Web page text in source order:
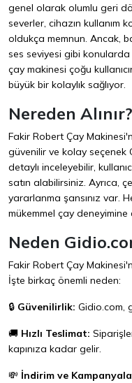
genel olarak olumlu geri
severler, cihazın kullanım
oldukça memnun. Ancak,
ses seviyesi gibi
çay makinesi çoğu
büyük bir kolaylık sağlıyor.
Nereden Alınır?
Fakir Robert Çay
güvenilir ve kolay seçenek
detaylı inceleyebilir,
satın alabilirsiniz. Ayrıca,
yararlanma şansınız var.
mükemmel çay deneyimine
Neden
Fakir Robert Çay
İşte birkaç önemli neden:
🔒 Güvenilirlik: Gidio.com,
🚚 Hızlı Teslimat:
kapınıza kadar gelir.
💸 İndirim ve